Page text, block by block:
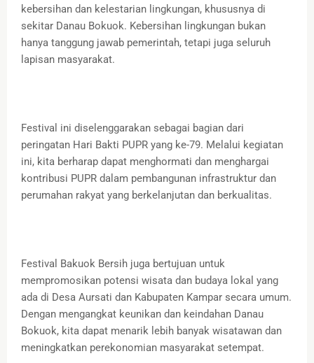
kebersihan dan kelestarian lingkungan, khususnya di
sekitar Danau Bokuok. Kebersihan lingkungan bukan
hanya tanggung jawab pemerintah, tetapi juga seluruh
lapisan masyarakat.
Festival ini diselenggarakan sebagai bagian dari
peringatan Hari Bakti PUPR yang ke-79. Melalui kegiatan
ini, kita berharap dapat menghormati dan menghargai
kontribusi PUPR dalam pembangunan infrastruktur dan
perumahan rakyat yang berkelanjutan dan berkualitas.
Festival Bakuok Bersih juga bertujuan untuk
mempromosikan potensi wisata dan budaya lokal yang
ada di Desa Aursati dan Kabupaten Kampar secara umum.
Dengan mengangkat keunikan dan keindahan Danau
Bokuok, kita dapat menarik lebih banyak wisatawan dan
meningkatkan perekonomian masyarakat setempat.